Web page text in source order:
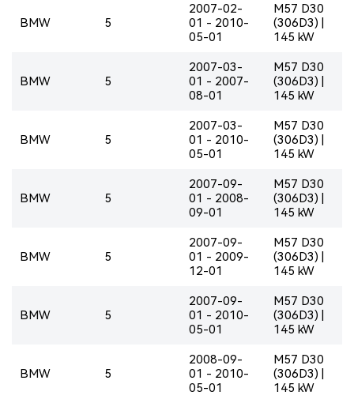
BMW 5
2007-02-
01 - 2010-
05-01
M57 D30
(306D3) |
145 kW
BMW 5
2007-03-
01 - 2007-
08-01
M57 D30
(306D3) |
145 kW
BMW 5
2007-03-
01 - 2010-
05-01
M57 D30
(306D3) |
145 kW
BMW 5
2007-09-
01 - 2008-
09-01
M57 D30
(306D3) |
145 kW
BMW 5
2007-09-
01 - 2009-
12-01
M57 D30
(306D3) |
145 kW
BMW 5
2007-09-
01 - 2010-
05-01
M57 D30
(306D3) |
145 kW
BMW 5
2008-09-
01 - 2010-
05-01
M57 D30
(306D3) |
145 kW